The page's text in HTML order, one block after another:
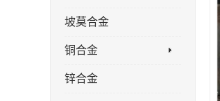
坡莫合金
铜合金
锌合金